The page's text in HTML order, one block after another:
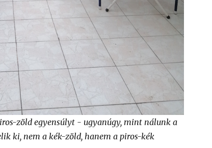
zöld egyensúlyt - ugyanúgy, mint nálunk a
ki, nem a kék-zöld, hanem a piros-kék